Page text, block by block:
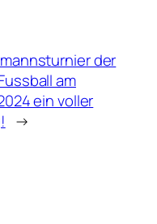
der
am
ein voller
→